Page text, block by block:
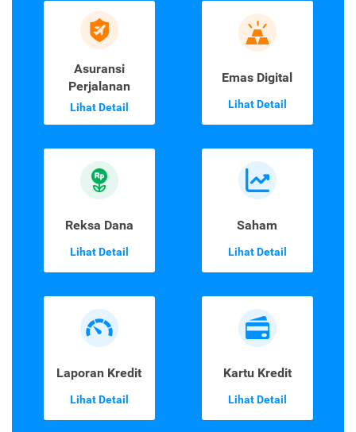
Asuransi
Perjalanan
Lihat Detail
Emas Digital
Lihat Detail
Reksa Dana
Lihat Detail
Saham
Lihat Detail
Laporan Kredit
Lihat Detail
Kartu Kredit
Lihat Detail